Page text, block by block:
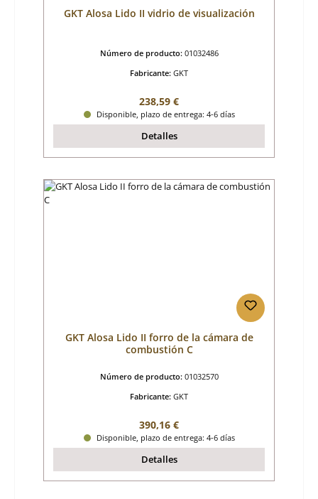
GKT Alosa Lido II vidrio de visualización
Número de producto: 01032486
Fabricante: GKT
Precio normal:
238,59 €
Disponible, plazo de entrega: 4-6 días
Detalles
GKT Alosa Lido II forro de la cámara de
combustión C
Número de producto: 01032570
Fabricante: GKT
Precio normal:
390,16 €
Disponible, plazo de entrega: 4-6 días
Detalles